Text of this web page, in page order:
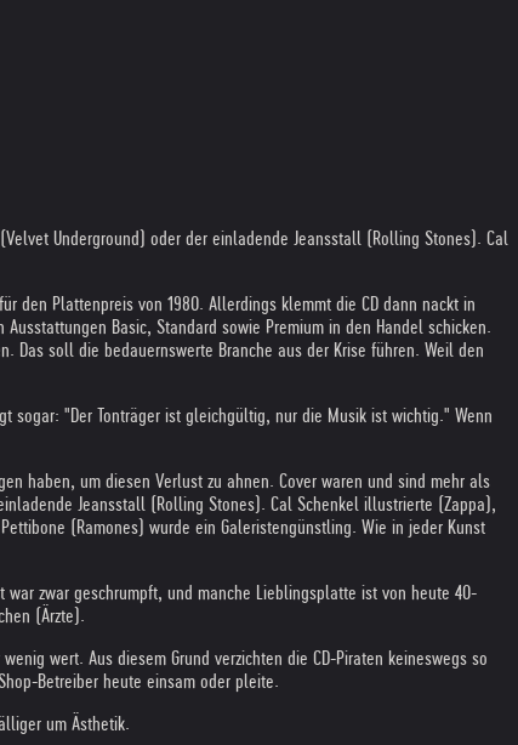
Underground) oder der einladende Jeansstall (Rolling Stones). Cal
den Plattenpreis von 1980. Allerdings klemmt die CD dann nackt in
Basic, Standard sowie Premium in den Handel schicken.
Das soll die bedauernswerte Branche aus der Krise führen. Weil den
sogar: "Der Tonträger ist gleichgültig, nur die Musik ist wichtig." Wenn
haben, um diesen Verlust zu ahnen. Cover waren und sind mehr als
Jeansstall (Rolling Stones). Cal Schenkel illustrierte (Zappa),
(Ramones) wurde ein Galeristengünstling. Wie in jeder Kunst
zwar geschrumpft, und manche Lieblingsplatte ist von heute 40-
(Ärzte).
wert. Aus diesem Grund verzichten die CD-Piraten keineswegs so
Betreiber heute einsam oder pleite.
um Ästhetik.